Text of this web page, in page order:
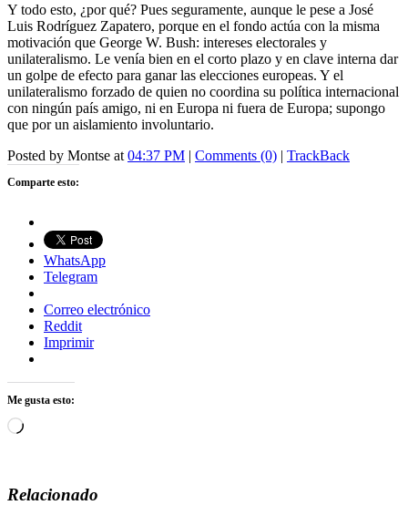
Y todo esto, ¿por qué? Pues seguramente, aunque le pese a José
Luis Rodríguez Zapatero, porque en el fondo actúa con la misma
motivación que George W. Bush: intereses electorales y
unilateralismo. Le venía bien en el corto plazo y en clave interna dar
un golpe de efecto para ganar las elecciones europeas. Y el
unilateralismo forzado de quien no coordina su política internacional
con ningún país amigo, ni en Europa ni fuera de Europa; supongo
que por un aislamiento involuntario.
Posted by Montse at 04:37 PM | Comments (0) | TrackBack
Comparte esto:
WhatsApp
Telegram
Correo electrónico
Reddit
Imprimir
Me gusta esto:
Cargando...
Relacionado